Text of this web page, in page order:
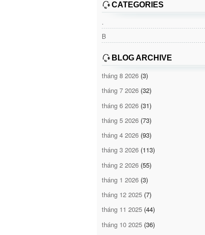
CATEGORIES
.
B
BLOG ARCHIVE
tháng 8 2026 (3)
tháng 7 2026 (32)
tháng 6 2026 (31)
tháng 5 2026 (73)
tháng 4 2026 (93)
tháng 3 2026 (113)
tháng 2 2026 (55)
tháng 1 2026 (3)
tháng 12 2025 (7)
tháng 11 2025 (44)
tháng 10 2025 (36)